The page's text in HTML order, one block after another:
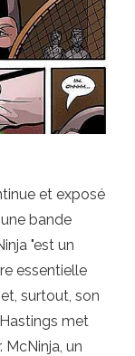
et exposé
bande
"est un
essentielle
surtout, son
met
un